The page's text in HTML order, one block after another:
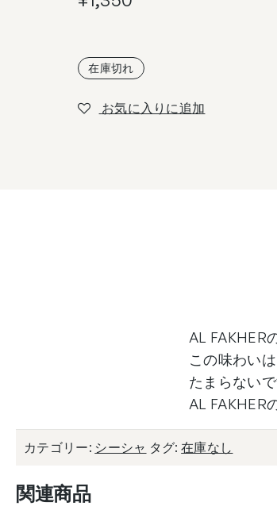
在庫切れ
お気に入りに追加
AL FAKHER
この味わい
たまらないで
AL FAKHER
カテゴリー: シーシャ タグ:在庫なし
関連商品